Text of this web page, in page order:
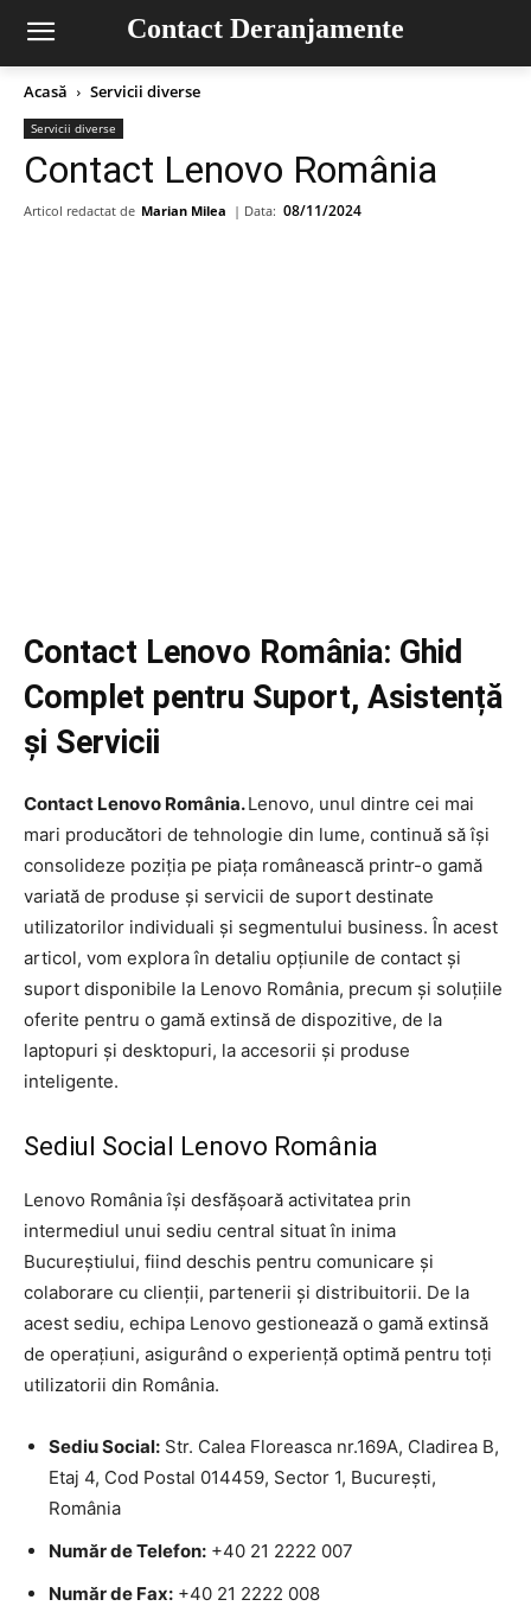
Contact Deranjamente
Acasă Servicii diverse
Servicii diverse
Contact Lenovo România
Articol redactat de Marian Milea | Data: 08/11/2024
Contact Lenovo România: Ghid
Complet pentru Suport, Asistență
și Servicii
Contact Lenovo România.Lenovo, unul dintre cei mai
mari producători de tehnologie din lume, continuă să își
consolideze poziția pe piața românească printr-o gamă
variată de produse și servicii de suport destinate
utilizatorilor individuali și segmentului business. În acest
articol, vom explora în detaliu opțiunile de contact și
suport disponibile la Lenovo România, precum și soluțiile
oferite pentru o gamă extinsă de dispozitive, de la
laptopuri și desktopuri, la accesorii și produse
inteligente.
Sediul Social Lenovo România
Lenovo România își desfășoară activitatea prin
intermediul unui sediu central situat în inima
Bucureștiului, fiind deschis pentru comunicare și
colaborare cu clienții, partenerii și distribuitorii. De la
acest sediu, echipa Lenovo gestionează o gamă extinsă
de operațiuni, asigurând o experiență optimă pentru toți
utilizatorii din România.
Sediu Social: Str. Calea Floreasca nr.169A, Cladirea B,
Etaj 4, Cod Postal 014459, Sector 1, București,
România
Număr de Telefon: +40 21 2222 007
Număr de Fax: +40 21 2222 008